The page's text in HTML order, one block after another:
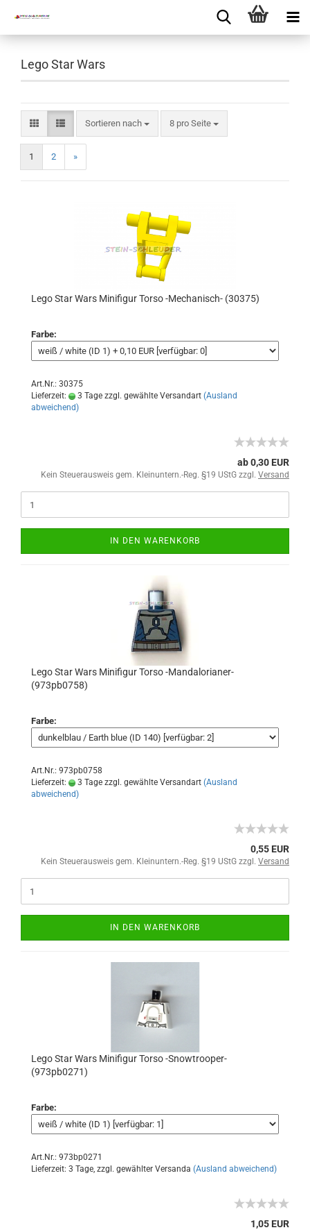
Lego Star Wars
Sortieren nach 8 pro Seite
1 2 »
Lego Star Wars Minifigur Torso -Mechanisch- (30375)
Farbe:
Art.Nr.: 30375
Lieferzeit:
3 Tage zzgl. gewählte Versandart (Ausland
abweichend)
ab 0,30 EUR
Kein Steuerausweis gem. Kleinuntern.-Reg. §19 UStG zzgl. Versand
IN DEN WARENKORB
Lego Star Wars Minifigur Torso -Mandalorianer-
(973pb0758)
Farbe:
Art.Nr.: 973pb0758
Lieferzeit:
3 Tage zzgl. gewählte Versandart (Ausland
abweichend)
0,55 EUR
Kein Steuerausweis gem. Kleinuntern.-Reg. §19 UStG zzgl. Versand
IN DEN WARENKORB
Lego Star Wars Minifigur Torso -Snowtrooper-
(973pb0271)
Farbe:
Art.Nr.: 973bp0271
Lieferzeit: 3 Tage, zzgl. gewählter Versanda (Ausland abweichend)
1,05 EUR